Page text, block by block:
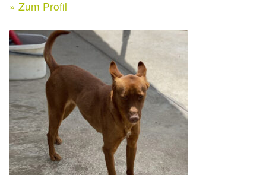
Aktuelle Spenden 2026
Ihre/Eure Spenden – Januar bis Juni 2026
Spenden 2025
Juli bis Dezember 2025
Januar bis Juni 2025
Kontakt & Rechtliches
Facebook
Instagram
» Zum Profil